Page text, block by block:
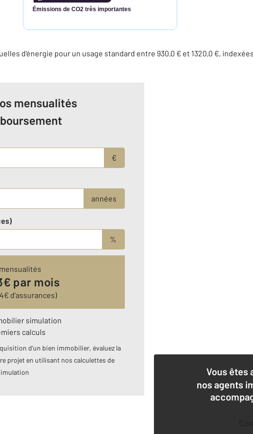
Émissions de CO2 très importantes
d'énergie pour un usage standard entre 930,0 € et 1320,0 €,
mensualités
€
années
%
€ par mois
€ d’assurances)
simulation
calculs
d’un bien immobilier, évaluez la
projet en utilisant nos calculettes de
Vous êtes
nos agents